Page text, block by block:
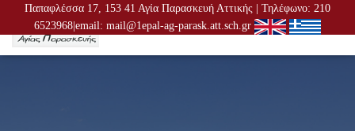
Παπαφλέσσα 17, 153 41 Αγία Παρασκευή Αττικής | Τηλέφωνο: 210
6523968|email: mail@1epal-ag-parask.att.sch.gr
Ν